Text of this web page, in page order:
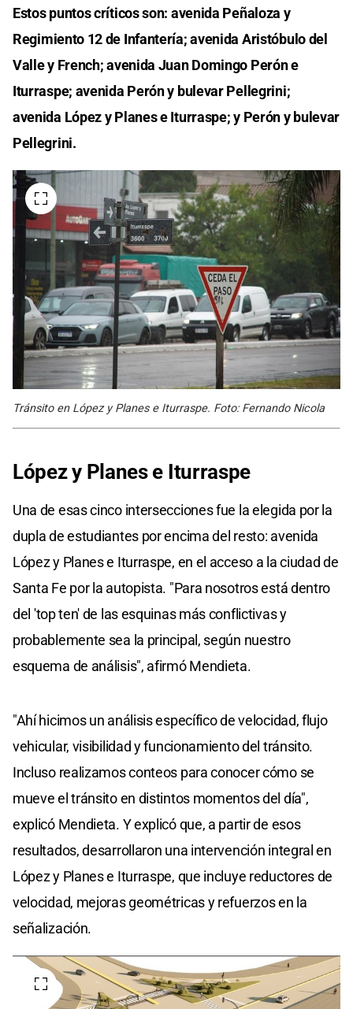
Estos puntos críticos son: avenida Peñaloza y
Regimiento 12 de Infantería; avenida Aristóbulo del
Valle y French; avenida Juan Domingo Perón e
Iturraspe; avenida Perón y bulevar Pellegrini;
avenida López y Planes e Iturraspe; y Perón y bulevar
Pellegrini.
Tránsito en López y Planes e Iturraspe. Foto: Fernando Nicola
López y Planes e Iturraspe
Una de esas cinco intersecciones fue la elegida por la
dupla de estudiantes por encima del resto: avenida
López y Planes e Iturraspe, en el acceso a la ciudad de
Santa Fe por la autopista. "Para nosotros está dentro
del 'top ten' de las esquinas más conflictivas y
probablemente sea la principal, según nuestro
esquema de análisis", afirmó Mendieta.
"Ahí hicimos un análisis específico de velocidad, flujo
vehicular, visibilidad y funcionamiento del tránsito.
Incluso realizamos conteos para conocer cómo se
mueve el tránsito en distintos momentos del día",
explicó Mendieta. Y explicó que, a partir de esos
resultados, desarrollaron una intervención integral en
López y Planes e Iturraspe, que incluye reductores de
velocidad, mejoras geométricas y refuerzos en la
señalización.